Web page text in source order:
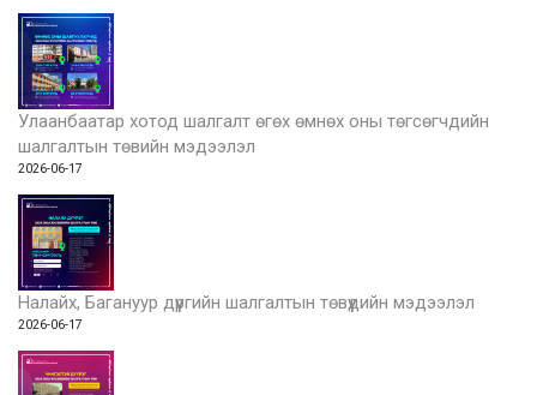
Улаанбаатар хотод шалгалт өгөх өмнөх оны төгсөгчдийн
шалгалтын төвийн мэдээлэл
2026-06-17
Налайх, Багануур дүүргийн шалгалтын төвүүдийн мэдээлэл
2026-06-17